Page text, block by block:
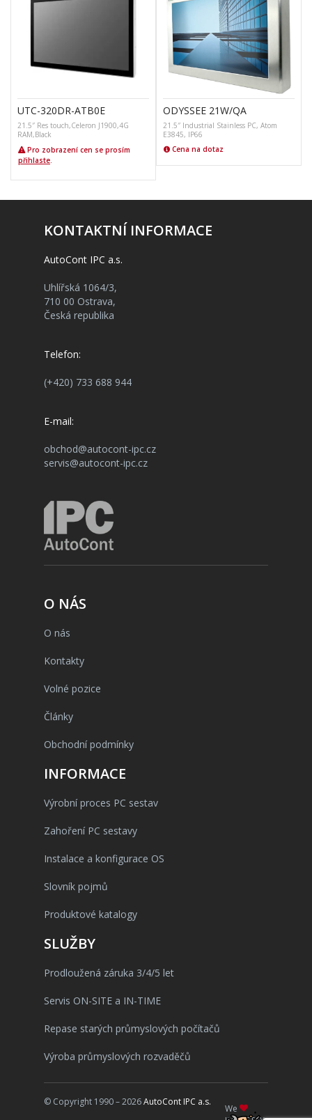
UTC-320DR-ATB0E
21.5″ Res touch,Celeron J1900,4G
RAM,Black
Pro zobrazení cen se prosím
přihlaste.
ODYSSEE 21W/QA
21.5″ Industrial Stainless PC, Atom
E3845, IP66
Cena na dotaz
KONTAKTNÍ INFORMACE
AutoCont IPC a.s.
Uhlířská 1064/3,
710 00 Ostrava,
Česká republika
Telefon:
(+420) 733 688 944
E-mail:
obchod@autocont-ipc.cz
servis@autocont-ipc.cz
O NÁS
O nás
Kontakty
Volné pozice
Články
Obchodní podmínky
INFORMACE
Výrobní proces PC sestav
Zahoření PC sestavy
Instalace a konfigurace OS
Slovník pojmů
Produktové katalogy
SLUŽBY
Prodloužená záruka 3/4/5 let
Servis ON-SITE a IN-TIME
Repase starých průmyslových počítačů
Výroba průmyslových rozvaděčů
© Copyright 1990 – 2026AutoCont IPC a.s.
We